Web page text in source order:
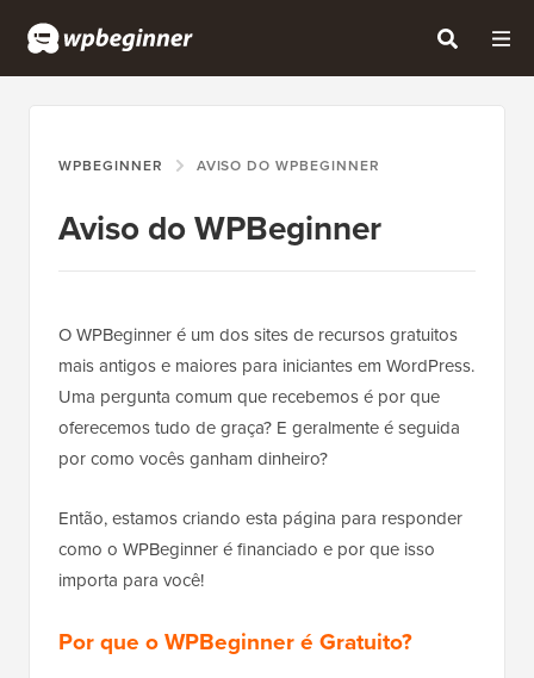
WPBEGINNER AVISO DO WPBEGINNER
Aviso do WPBeginner
O WPBeginner é um dos sites de recursos gratuitos
mais antigos e maiores para iniciantes em WordPress.
Uma pergunta comum que recebemos é por que
oferecemos tudo de graça? E geralmente é seguida
por como vocês ganham dinheiro?
Então, estamos criando esta página para responder
como o WPBeginner é financiado e por que isso
importa para você!
Por que o WPBeginner é Gratuito?